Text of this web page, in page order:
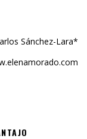
Sánchez-Lara*